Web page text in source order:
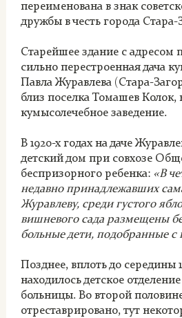
переименована в знак
дружбы в честь города Стара-
Старейшее здание с адресом
сильно перестроенная дача
Павла Журавлева (Стара-
близ поселка Томашев Колок,
кумысолечебное заведение.
В 1920-х годах на даче
детский дом при совхозе
беспризорного ребенка: «В
недавно принадлежавших
Журавлеву, среди густого
вишневого сада размещены
больные дети, подобранные с
Позднее, вплоть до середины
находилось детское
больницы. Во второй
отреставрировано, тут